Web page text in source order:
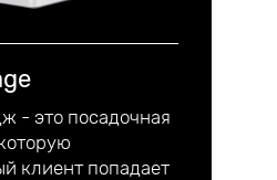
- это посадочная
клиент попадает